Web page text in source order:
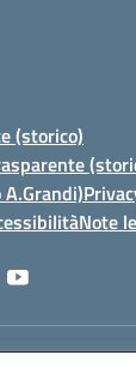
(storico)
Note